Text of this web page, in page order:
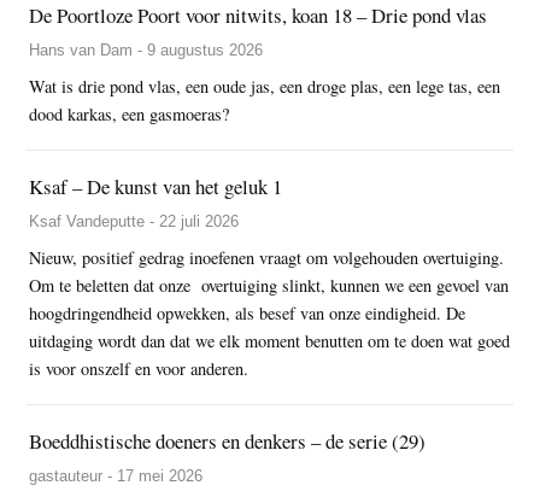
De Poortloze Poort voor nitwits, koan 18 – Drie pond vlas
Hans van Dam - 9 augustus 2026
Wat is drie pond vlas, een oude jas, een droge plas, een lege tas, een
dood karkas, een gasmoeras?
Ksaf – De kunst van het geluk 1
Ksaf Vandeputte - 22 juli 2026
Nieuw, positief gedrag inoefenen vraagt om volgehouden overtuiging.
Om te beletten dat onze overtuiging slinkt, kunnen we een gevoel van
hoogdringendheid opwekken, als besef van onze eindigheid. De
uitdaging wordt dan dat we elk moment benutten om te doen wat goed
is voor onszelf en voor anderen.
Boeddhistische doeners en denkers – de serie (29)
gastauteur - 17 mei 2026